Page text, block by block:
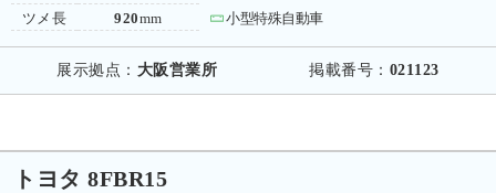
ツメ長
920mm
小型特殊自動車
展示拠点： 大阪営業所 掲載番号： 021123
トヨタ 8FBR15